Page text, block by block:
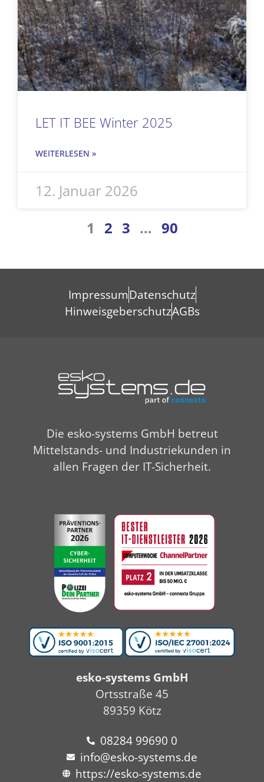
LET IT BEE Winter 2025
WEITERLESEN »
12. Januar 2026
1 2 3 … 90
ImpressumDatenschutz
HinweisgeberschutzAGBs
Die esko-systems GmbH betreut
Mittelstands- und Industriekunden in
allen Fragen der IT-Sicherheit.
esko-systems GmbH
Ortsstraße 45
89359 Kötz
08284 99690 0
info@esko-systems.de
https://esko-systems.de